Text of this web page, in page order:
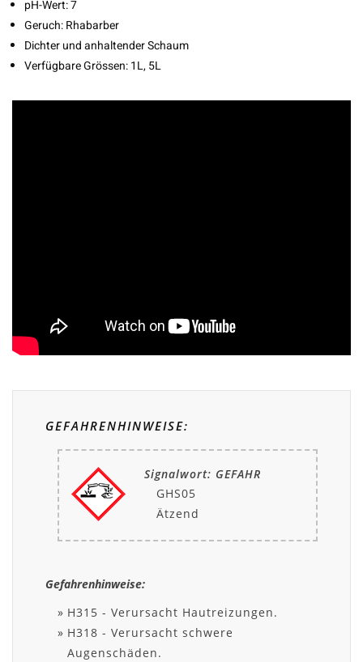
pH-Wert: 7
Geruch: Rhabarber
Dichter und anhaltender Schaum
Verfügbare Grössen: 1L, 5L
GEFAHRENHINWEISE:
Signalwort: GEFAHR
GHS05
Ätzend
Gefahrenhinweise:
H315 - Verursacht Hautreizungen.
H318 - Verursacht schwere
Augenschäden.